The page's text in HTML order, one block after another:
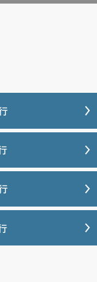
ダグース
ティエ
ムハーツ
ト・スペード
・ホイヤー
オール
ファニー
バリー
ラ